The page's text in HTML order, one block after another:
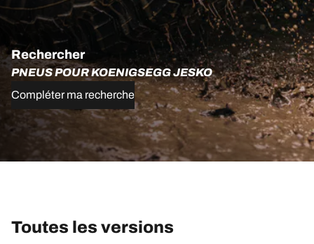
Rechercher
PNEUS POUR KOENIGSEGG JESKO
Compléter ma recherche
Toutes les versions